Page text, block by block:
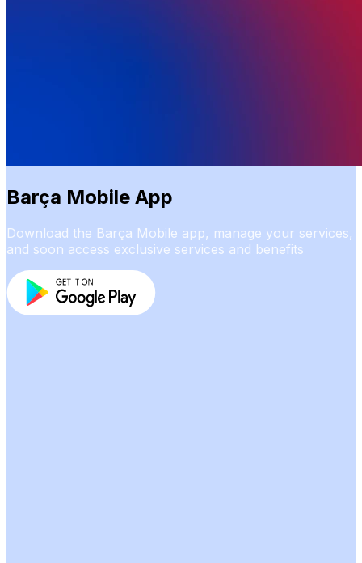
Barça Mobile App
Download the Barça Mobile app, manage your services,
and soon access exclusive services and benefits